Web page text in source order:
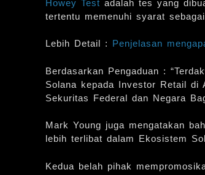
Howey Test adalah tes yang
tertentu memenuhi syarat
Lebih Detail : Penjelasan
Berdasarkan Pengaduan :
Solana kepada Investor Retail di
Sekuritas Federal dan Negara
Mark Young juga mengatakan
lebih terlibat dalam Ekosistem
Kedua belah pihak